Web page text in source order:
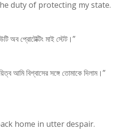
duty of protecting my state.
অব প্রোটেক্টিং মাই স্টেট।”
আমি বিশ্বাসের সঙ্গে তোমাকে দিলাম।”
home in utter despair.